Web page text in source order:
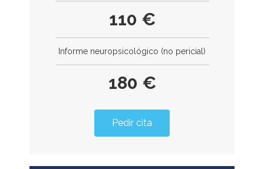
110 €
Informe neuropsicológico (no pericial)
180 €
Pedir cita